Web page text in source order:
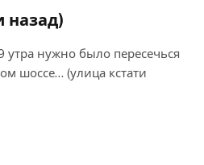
назад)
утра нужно было пересечься
шоссе… (улица кстати